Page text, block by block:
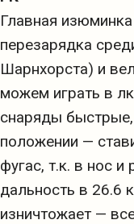
Главная
перезарядка
Шарнхорста) и
можем играть в
снаряды
положении —
фугас, т.к. в нос
дальность в 26.6
изничтожает —